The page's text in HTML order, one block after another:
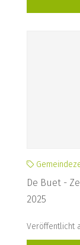
De Buet -
2025
Veröffentlicht